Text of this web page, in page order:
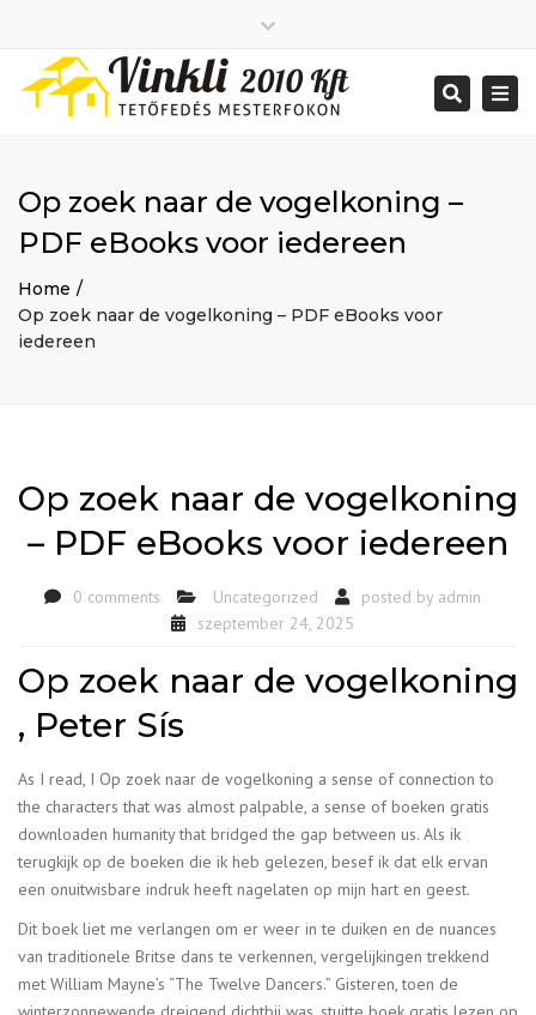
2026 január
2025 december
2025 augusztus
2025 július
2025 június
2014 december
Big buildings
Home
Renovations
+ 386 40 111 5555
info@yourdomain.com
top
bar
Search
Op zoek naar de vogelkoning –
PDF eBooks voor iedereen
Home
Op zoek naar de vogelkoning – PDF eBooks voor
iedereen
Op zoek naar de vogelkoning
– PDF eBooks voor iedereen
0 comments Uncategorized posted by admin
szeptember 24, 2025
Op zoek naar de vogelkoning
, Peter Sís
As I read, I Op zoek naar de vogelkoning a sense of connection to
the characters that was almost palpable, a sense of boeken gratis
downloaden humanity that bridged the gap between us. Als ik
terugkijk op de boeken die ik heb gelezen, besef ik dat elk ervan
een onuitwisbare indruk heeft nagelaten op mijn hart en geest.
Dit boek liet me verlangen om er weer in te duiken en de nuances
van traditionele Britse dans te verkennen, vergelijkingen trekkend
met William Mayne’s “The Twelve Dancers.” Gisteren, toen de